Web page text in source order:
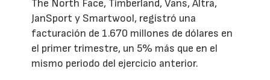
The North Face, Timberland, Vans, Altra,
JanSport y Smartwool, registró una
facturación de 1.670 millones de dólares en
el primer trimestre, un 5% más que en el
mismo periodo del ejercicio anterior.